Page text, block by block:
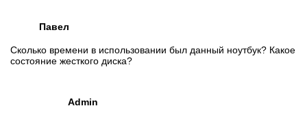
Павел
Сколько времени в использовании был данный ноутбук? Какое
состояние жесткого диска?
Admin